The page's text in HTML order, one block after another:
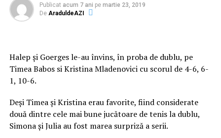
Publicat acum 7 ani pe martie 23, 2019
De AraduldeAZI
Halep și Goerges le-au învins, în proba de dublu, pe
Timea Babos si Kristina Mladenovici cu scorul de 4-6, 6-
1, 10-6.
Deși Timea și Kristina erau favorite, fiind considerate
două dintre cele mai bune jucătoare de tenis la dublu,
Simona și Julia au fost marea surpriză a serii.